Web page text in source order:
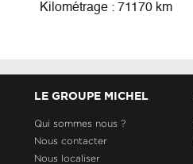
Kilométrage : 71170 km
LE GROUPE MICHEL
Qui sommes nous ?
Nous contacter
Nous localiser